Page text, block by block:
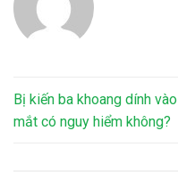
Bị kiến ba khoang dính vào
mắt có nguy hiểm không?